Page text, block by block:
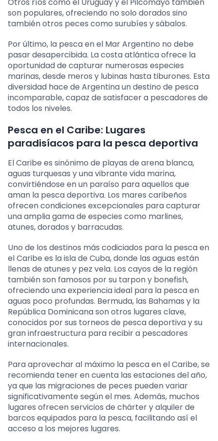
Otros ríos como el Uruguay y el Pilcomayo también
son populares, ofreciendo no solo dorados sino
también otros peces como surubíes y sábalos.
Por último, la pesca en el Mar Argentino no debe
pasar desapercibida. La costa atlántica ofrece la
oportunidad de capturar numerosas especies
marinas, desde meros y lubinas hasta tiburones. Esta
diversidad hace de Argentina un destino de pesca
incomparable, capaz de satisfacer a pescadores de
todos los niveles.
Pesca en el Caribe: Lugares
paradisíacos para la pesca deportiva
El Caribe es sinónimo de playas de arena blanca,
aguas turquesas y una vibrante vida marina,
convirtiéndose en un paraíso para aquellos que
aman la pesca deportiva. Los mares caribeños
ofrecen condiciones excepcionales para capturar
una amplia gama de especies como marlines,
atunes, dorados y barracudas.
Uno de los destinos más codiciados para la pesca en
el Caribe es la isla de Cuba, donde las aguas están
llenas de atunes y pez vela. Los cayos de la región
también son famosos por su tarpon y bonefish,
ofreciendo una experiencia ideal para la pesca en
aguas poco profundas. Bermuda, las Bahamas y la
República Dominicana son otros lugares clave,
conocidos por sus torneos de pesca deportiva y su
gran infraestructura para recibir a pescadores
internacionales.
Para aprovechar al máximo la pesca en el Caribe, se
recomienda tener en cuenta las estaciones del año,
ya que las migraciones de peces pueden variar
significativamente según el mes. Además, muchos
lugares ofrecen servicios de chárter y alquiler de
barcos equipados para la pesca, facilitando así el
acceso a los mejores lugares.